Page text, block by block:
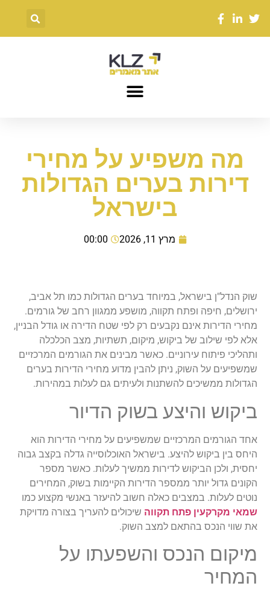
מה משפיע על מחירי
דירות בערים הגדולות
בישראל
מרץ 11, 2026 00:00
שוק הנדל"ן בישראל, במיוחד בערים הגדולות כמו תל אביב,
ירושלים, חיפה ופתח תקווה, מושפע ממגוון רחב של גורמים.
מחירי הדירות אינם נקבעים רק לפי שטח הדירה או גודל הבניין,
אלא לפי שילוב של ביקוש, מיקום, תשתיות, מצב הכלכלה
ותהליכי פיתוח עירוניים. כאשר מבינים את הגורמים המרכזיים
שמשפיעים על השוק, ניתן להבין מדוע מחירי הדירות בערים
הגדולות ממשיכים להשתנות ולעיתים גם לעלות במהירות.
ביקוש והיצע בשוק הדיור
אחד הגורמים המרכזיים שמשפיעים על מחירי הדירות הוא
היחס בין ביקוש להיצע. בישראל האוכלוסייה גדלה בקצב גבוה
יחסית, ולכן הביקוש לדירות ממשיך לעלות. כאשר מספר
הקונים גדול יותר ממספר הדירות הקיימות בשוק, המחירים
נוטים לעלות. במצבים כאלה חשוב להיעזר באנשי מקצוע כמו
שמאי מקרקעין פתח תקווה שיכולים להעריך בצורה מדויקת
את שווי הנכס בהתאם למצב השוק.
מיקום הנכס והשפעתו על
המחיר